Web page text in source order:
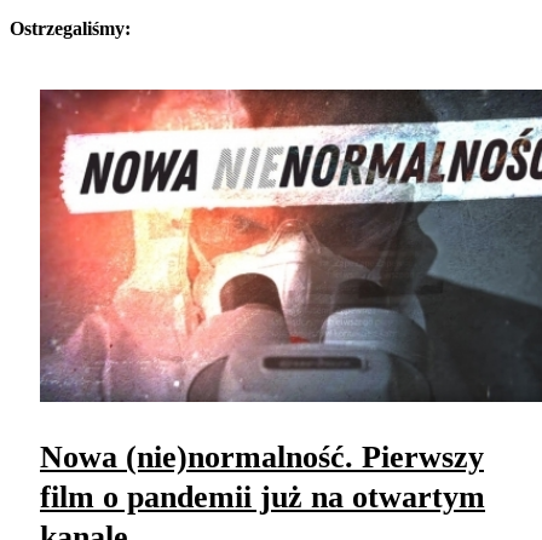
Ostrzegaliśmy:
Nowa (nie)normalność. Pierwszy
film o pandemii już na otwartym